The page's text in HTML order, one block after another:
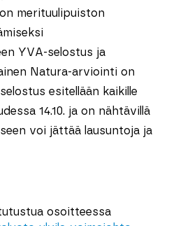
merituulipuiston
YVA-selostus ja
Natura-arviointi on
esitellään kaikille
14.10. ja on nähtävillä
voi jättää lausuntoja ja
osoitteessa